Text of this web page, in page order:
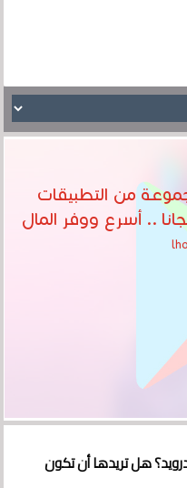
من التطبيقات
.. أسرع ووفر المال
هل تريدها أن تكون